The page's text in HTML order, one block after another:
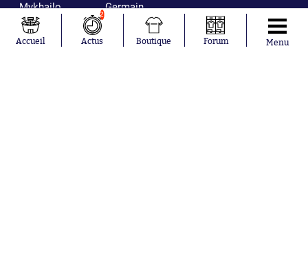
Mykhailo
Mudryk
Neymar
Khalis Merah
Germain
Bordeaux
Olympique
lyonnais
Accueil
2
Actus Boutique Forum Menu